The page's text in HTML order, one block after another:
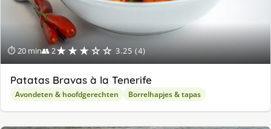
⏱ 20 min👥 2★★★☆☆ 3.25 (4)
Patatas Bravas à la Tenerife
Avondeten & hoofdgerechten Borrelhapjes & tapas